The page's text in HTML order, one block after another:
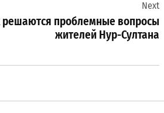
Next
решаются проблемные вопросы
жителей Нур-Султана